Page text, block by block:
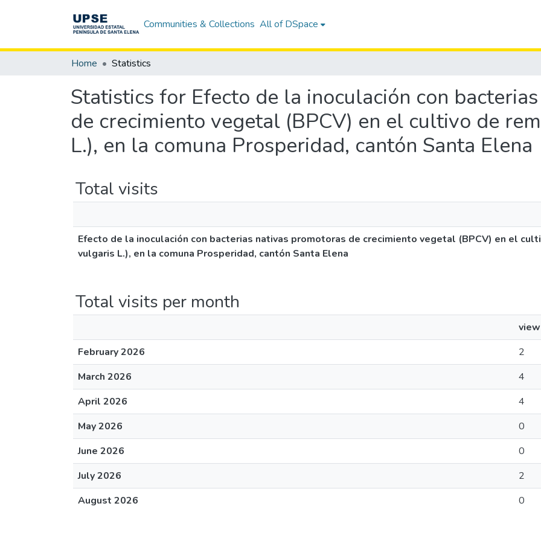
Communities & Collections All of DSpace
Home Statistics
Statistics for Efecto de la inoculación con
de crecimiento vegetal (BPCV) en el cultivo de
L.), en la comuna Prosperidad, cantón Santa Elena
Total visits
Efecto de la inoculación con bacterias nativas promotoras de crecimiento vegetal (BPCV) en el
vulgaris L.), en la comuna Prosperidad, cantón Santa Elena
Total visits per month
February 2026
2
March 2026
4
April 2026
4
May 2026
0
June 2026
0
July 2026
2
August 2026
0